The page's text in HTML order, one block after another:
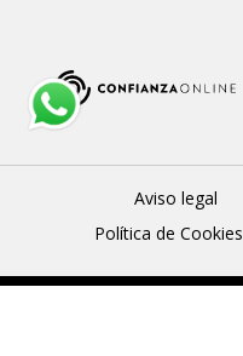
Aviso legal
Política de Cookies